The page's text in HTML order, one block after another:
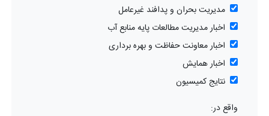
مدیریت بحران و پدافند غیرعامل
اخبار مدیریت مطالعات پایه منابع آب
اخبار معاونت حفاظت و بهره برداری
اخبار همایش
نتایج کمیسیون
واقع در: